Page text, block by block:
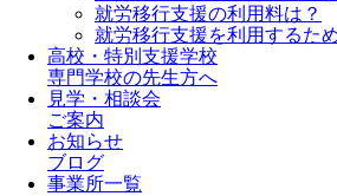
就労移行支援の利用料は？
就労移行支援を利用するた
高校・特別支援学校
専門学校の先生方へ
見学・相談会
ご案内
お知らせ
ブログ
事業所一覧